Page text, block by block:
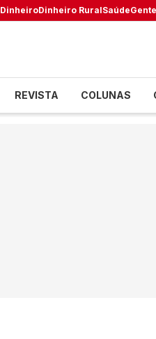
DinheiroDinheiro RuralSaúdeGente
REVISTA COLUNAS